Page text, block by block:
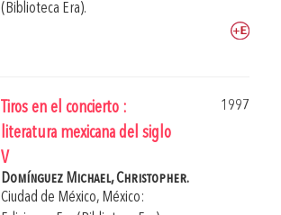
(Biblioteca Era).
Tiros en el concierto :
literatura mexicana del siglo
V
1997
Domínguez Michael, Christopher.
Ciudad de México, México: